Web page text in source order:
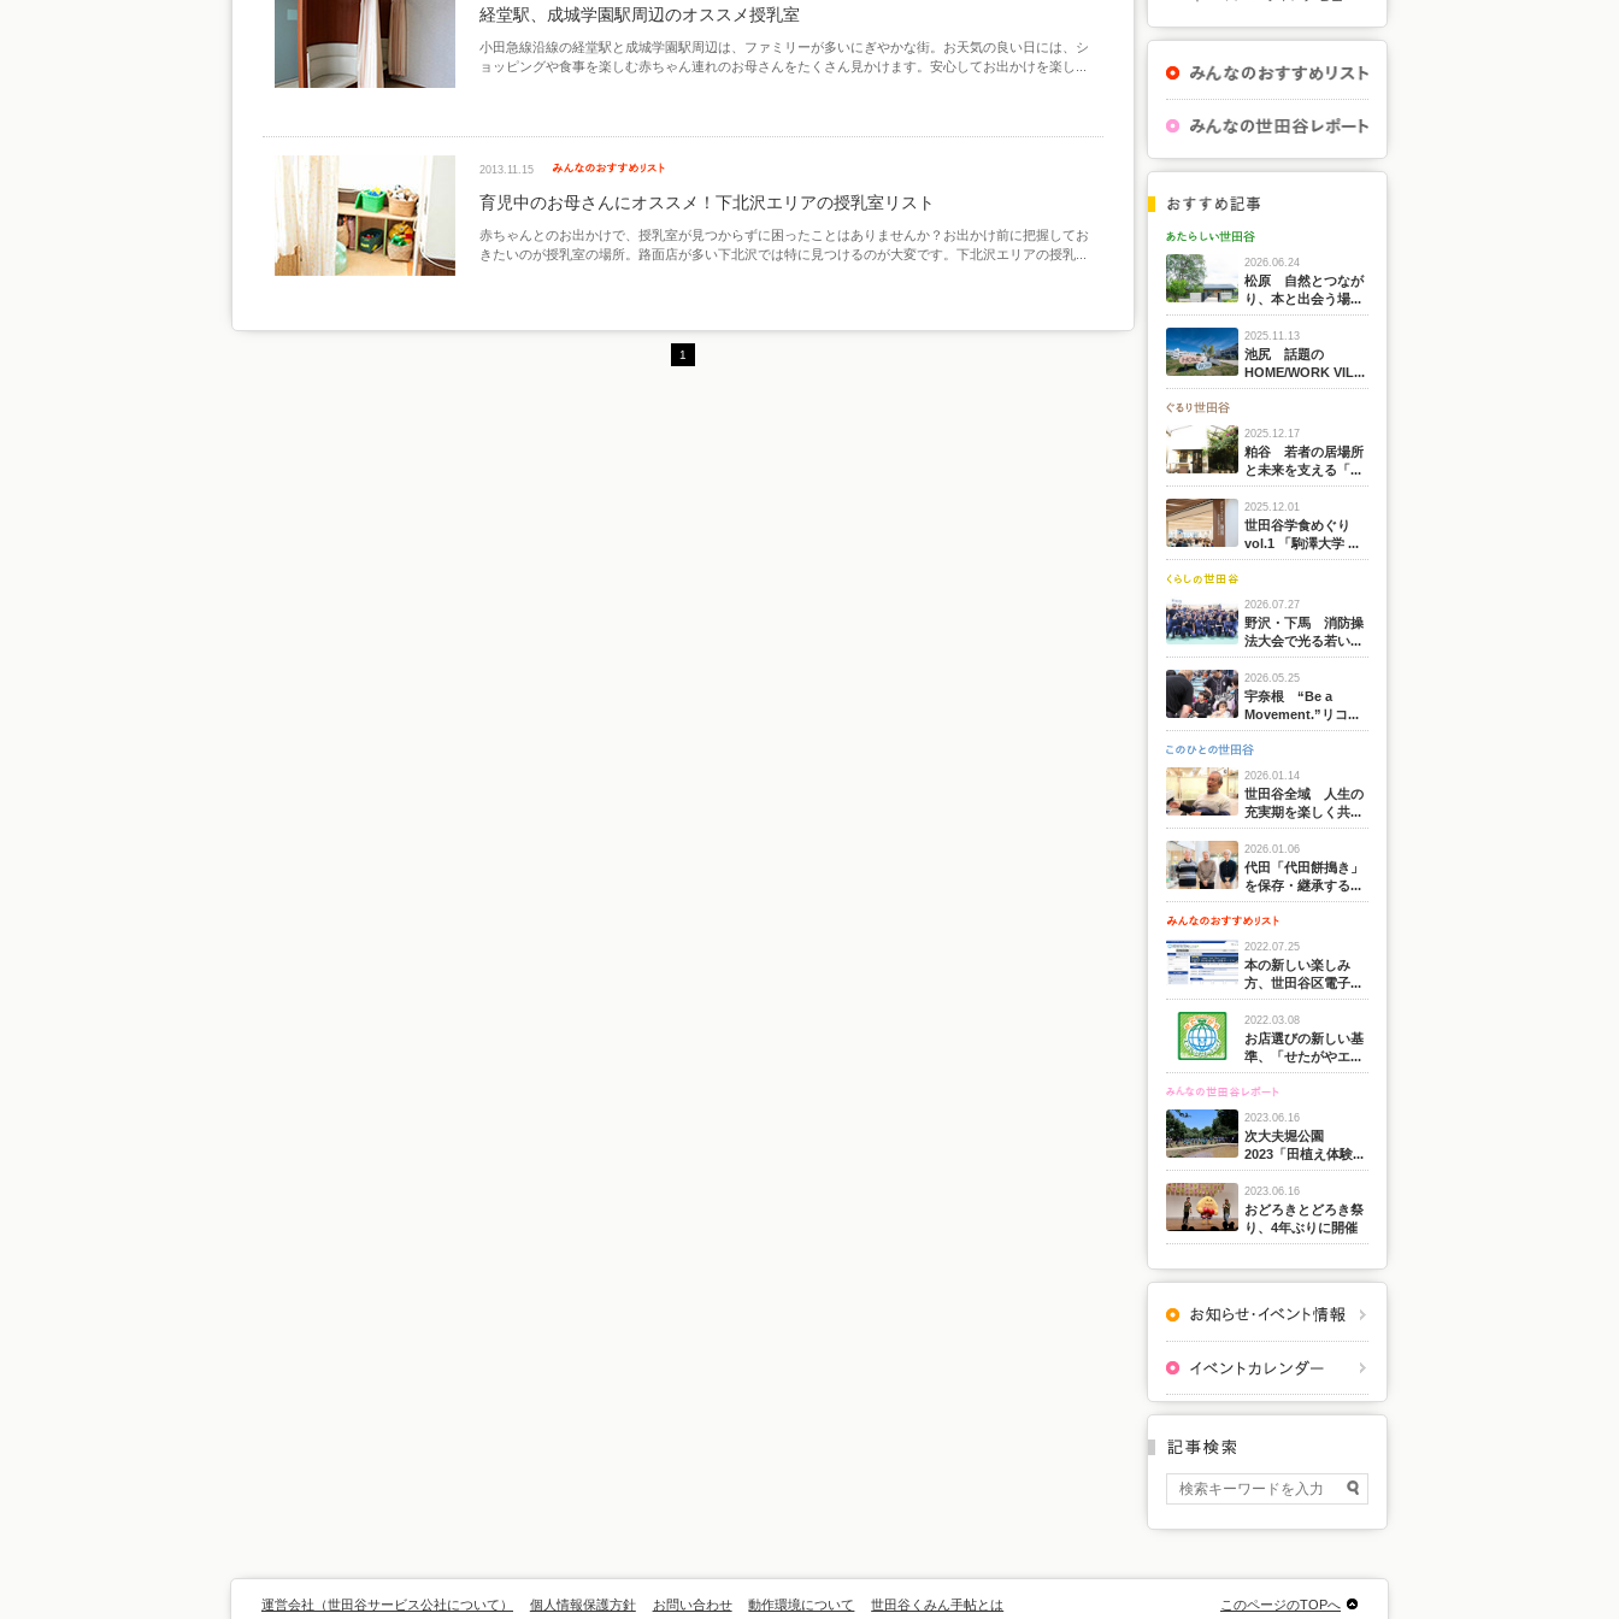
経堂駅、成城学園駅周辺のオススメ授乳室
小田急線沿線の経堂駅と成城学園駅周辺は、ファミリーが多いにぎやかな街。お天気の良い日には、シ
ョッピングや食事を楽しむ赤ちゃん連れのお母さんをたくさん見かけます。安心してお出かけを楽し...
2013.11.15
育児中のお母さんにオススメ！下北沢エリアの授乳室リスト
赤ちゃんとのお出かけで、授乳室が見つからずに困ったことはありませんか？お出かけ前に把握してお
きたいのが授乳室の場所。路面店が多い下北沢では特に見つけるのが大変です。下北沢エリアの授乳...
1
2026.06.24
松原 自然とつなが
り、本と出会う場...
2025.11.13
池尻 話題の
HOME/WORK VIL...
2025.12.17
粕谷 若者の居場所
と未来を支える「...
2025.12.01
世田谷学食めぐり
vol.1 「駒澤大学 ...
2026.07.27
野沢・下馬 消防操
法大会で光る若い...
2026.05.25
宇奈根 “Be a
Movement.”リコ...
2026.01.14
世田谷全域 人生の
充実期を楽しく共...
2026.01.06
代田「代田餅搗き」
を保存・継承する...
2022.07.25
本の新しい楽しみ
方、世田谷区電子...
2022.03.08
お店選びの新しい基
準、「せたがやエ...
2023.06.16
次大夫堀公園
2023「田植え体験...
2023.06.16
おどろきとどろき祭
り、4年ぶりに開催
運営会社（世田谷サービス公社について） 個人情報保護方針 お問い合わせ 動作環境について 世田谷くみん手帖とは このページのTOPへ